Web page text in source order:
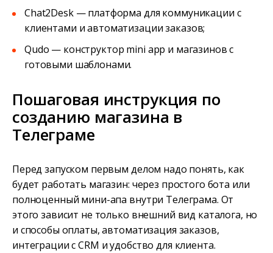
Chat2Desk — платформа для коммуникации с
клиентами и автоматизации заказов;
Qudo — конструктор mini app и магазинов с
готовыми шаблонами.
Пошаговая инструкция по
созданию магазина в
Телеграме
Перед запуском первым делом надо понять, как
будет работать магазин: через простого бота или
полноценный мини-апа внутри Телеграма. От
этого зависит не только внешний вид каталога, но
и способы оплаты, автоматизация заказов,
интеграции с CRM и удобство для клиента.